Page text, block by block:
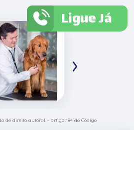
›
de direito autoral – artigo 184 do Código
Ligue Já